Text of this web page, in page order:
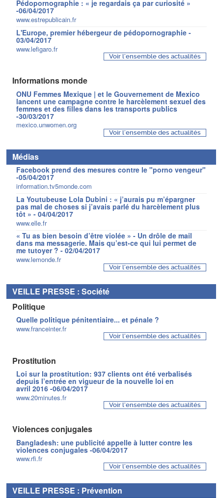
Pédopornographie : « je regardais ça par curiosité »
-06/04/2017
www.estrepublicain.fr
L'Europe, premier hébergeur de pédopornographie -
03/04/2017
www.lefigaro.fr
Voir l'ensemble des actualités
Informations monde
ONU Femmes Mexique | et le Gouvernement de Mexico
lancent une campagne contre le harcèlement sexuel des
femmes et des filles dans les transports publics
-30/03/2017
mexico.unwomen.org
Voir l'ensemble des actualités
Médias
Facebook prend des mesures contre le "porno vengeur"
-05/04/2017
information.tv5monde.com
La Youtubeuse Lola Dubini : « j’aurais pu m’épargner
pas mal de choses si j’avais parlé du harcèlement plus
tôt » - 04/04/2017
www.elle.fr
« Tu as bien besoin d’être violée » - Un drôle de mail
dans ma messagerie. Mais qu’est-ce qui lui permet de
me tutoyer ? - 02/04/2017
www.lemonde.fr
Voir l'ensemble des actualités
VEILLE PRESSE : Société
Politique
Quelle politique pénitentiaire... et pénale ?
www.franceinter.fr
Voir l'ensemble des actualités
Prostitution
Loi sur la prostitution: 937 clients ont été verbalisés
depuis l’entrée en vigueur de la nouvelle loi en
avril 2016 -06/04/2017
www.20minutes.fr
Voir l'ensemble des actualités
Violences conjugales
Bangladesh: une publicité appelle à lutter contre les
violences conjugales -06/04/2017
www.rfi.fr
Voir l'ensemble des actualités
VEILLE PRESSE : Prévention